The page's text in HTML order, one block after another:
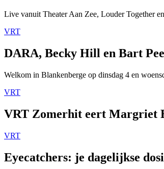
Live vanuit Theater Aan Zee, Louder Together
VRT
DARA, Becky Hill en Bart
Welkom in Blankenberge op dinsdag 4 en
VRT
VRT Zomerhit eert Margriet
VRT
Eyecatchers: je dagelijkse